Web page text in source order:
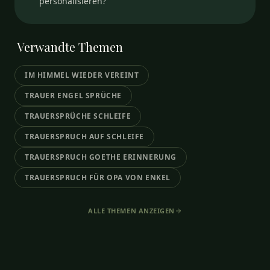
Verwandte Themen
IM HIMMEL WIEDER VEREINT
TRAUER ENGEL SPRÜCHE
TRAUERSPRÜCHE SCHLEIFE
TRAUERSPRUCH AUF SCHLEIFE
TRAUERSPRUCH GOETHE ERINNERUNG
TRAUERSPRUCH FÜR OPA VON ENKEL
ALLE THEMEN ANZEIGEN